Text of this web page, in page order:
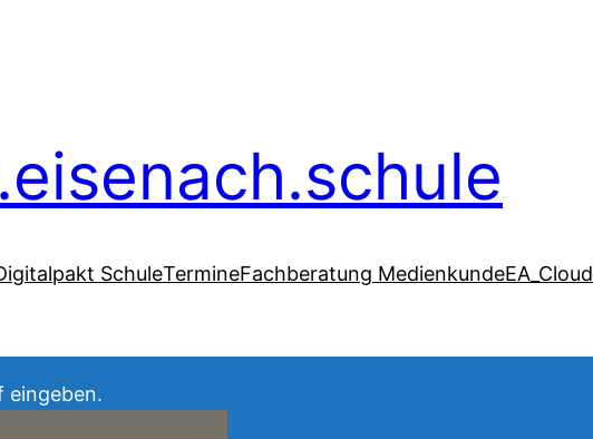
SchuleTermineFachberatung MedienkundeEA_Cloud
eingeben.